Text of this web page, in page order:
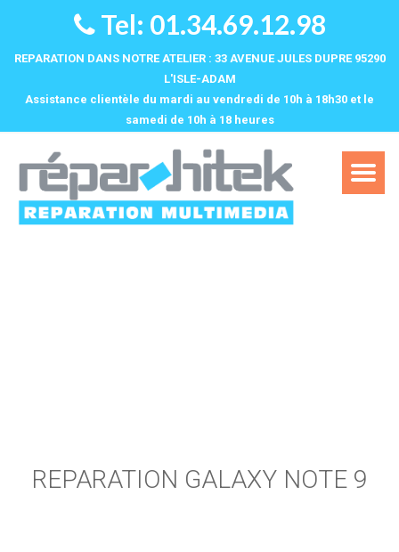
Tel: 01.34.69.12.98
REPARATION DANS NOTRE ATELIER : 33 AVENUE JULES DUPRE 95290
L'ISLE-ADAM
Assistance clientèle du mardi au vendredi de 10h à 18h30 et le
samedi de 10h à 18 heures‌
REPARATION GALAXY NOTE 9